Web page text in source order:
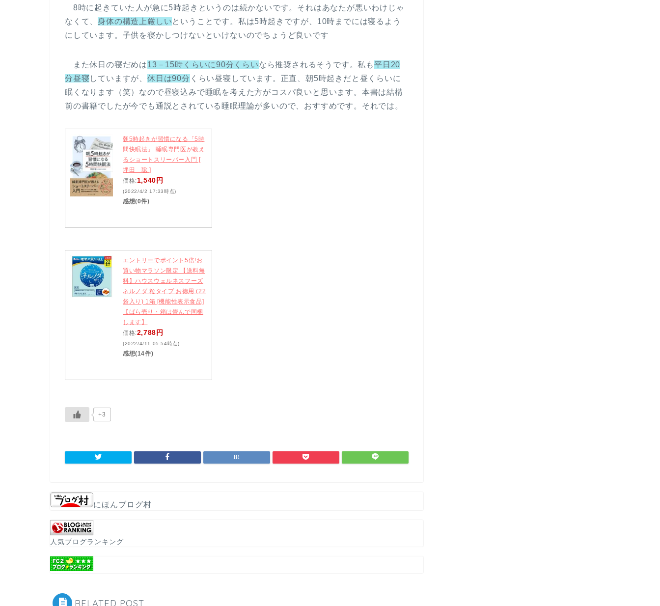
8時に起きていた人が急に5時起きというのは続かないです。それはあなたが悪いわけじゃ
なくて、身体の構造上厳しい ということです。私は5時起きですが、10時までには寝るよう
にしています。子供を寝かしつけないといけないのでちょうど良いです
また休日の寝だめは13－15時くらいに90分くらいなら推奨されるそうです。私も平日20
分昼寝 していますが、休日は90分 くらい昼寝しています。正直、朝5時起きだと昼くらいに
眠くなります（笑）なので昼寝込みで睡眠を考えた方がコスパ良いと思います。本書は結構
前の書籍でしたが今でも通説とされている睡眠理論が多いので、おすすめです。それでは。
朝5時起きが習慣になる「5時
間快眠法」 睡眠専門医が教え
るショートスリーパー入門 [
坪田 聡 ]
価格:1,540円
(2022/4/2 17:33時点)
感想(0件)
エントリーでポイント5倍!お
買い物マラソン限定 【送料無
料】ハウスウェルネスフーズ
ネルノダ 粒タイプ お徳用 (22
袋入り) 1箱 [機能性表示食品]
【ばら売り・箱は畳んで同梱
します】
価格:2,788円
(2022/4/11 05:54時点)
感想(14件)
+3
にほんブログ村
人気ブログランキング
RELATED POST